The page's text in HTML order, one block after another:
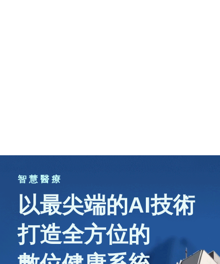
智 慧 醫 療
以最尖端的AI技術
打造全方位的